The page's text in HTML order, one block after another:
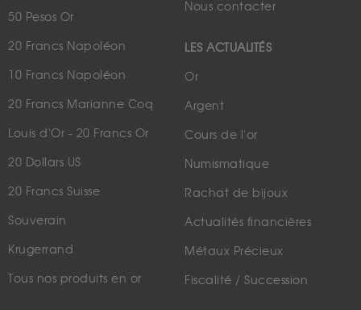
50 Pesos Or
20 Francs Napoléon
10 Francs Napoléon
20 Francs Marianne Coq
Louis d'Or - 20 Francs Or
20 Dollars US
20 Francs Suisse
Souverain
Krugerrand
Tous nos produits en or
Nous contacter
LES ACTUALITÉS
Or
Argent
Cours de l'or
Numismatique
Rachat de bijoux
Actualités financières
Métaux Précieux
Fiscalité / Succession